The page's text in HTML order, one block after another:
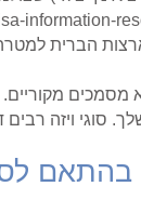
information-
הברית למטרה
מסמכים
סוגי ויזה